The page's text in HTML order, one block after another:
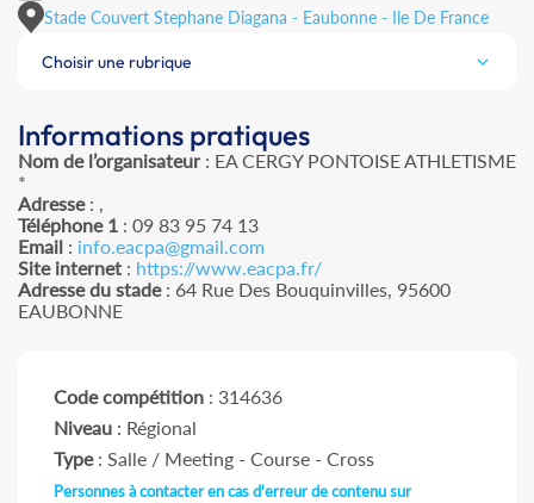
Stade Couvert Stephane Diagana - Eaubonne - Ile De France
Choisir une rubrique
Informations pratiques
Nom de l’organisateur: EA CERGY PONTOISE ATHLETISME
*
Adresse: ,
Téléphone 1 : 09 83 95 74 13
Email : info.eacpa@gmail.com
Site internet : https://www.eacpa.fr/
Adresse du stade: 64 Rue Des Bouquinvilles, 95600
EAUBONNE
Code compétition : 314636
Niveau : Régional
Type: Salle / Meeting - Course - Cross
Personnes à contacter en cas d'erreur de contenu sur